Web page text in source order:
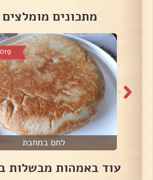
מתכונים מומלצים
6,019
לחם במחבת
עוד באמהות מבשלות